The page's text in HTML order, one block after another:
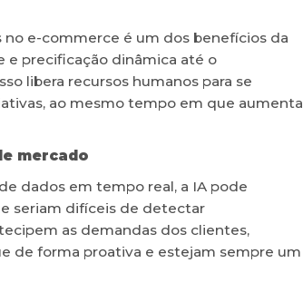
e-commerce é um dos benefícios da
e precificação dinâmica até o
libera recursos humanos para se
ao mesmo tempo em que aumenta
mercado
dados em tempo real, a IA pode
seriam difíceis de detectar
as demandas dos clientes,
de forma proativa e estejam sempre um